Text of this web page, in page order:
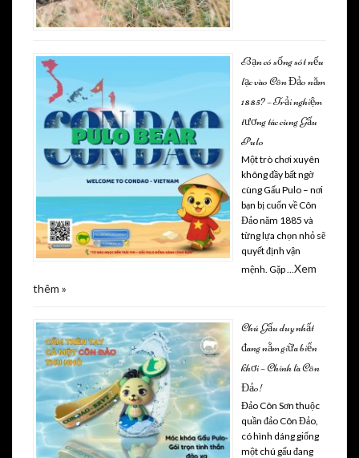
Bạn có sống sót nếu
lạc vào Côn Đảo năm
1885? – Trải nghiệm
tương tác cùng Gấu
Pulo
Một trò chơi xuyên
không đầy bất ngờ
cùng Gấu Pulo – nơi
bạn bị cuốn về Côn
Đảo năm 1885 và
từng lựa chọn nhỏ sẽ
quyết định vận
mệnh. Gặp …Xem
thêm »
Chú Gấu duy nhất
đang nằm giữa biển
khơi – Chính là Côn
Đảo!
Đảo Côn Sơn thuộc
quần đảo Côn Đảo,
có hình dáng giống
một chú gấu đang